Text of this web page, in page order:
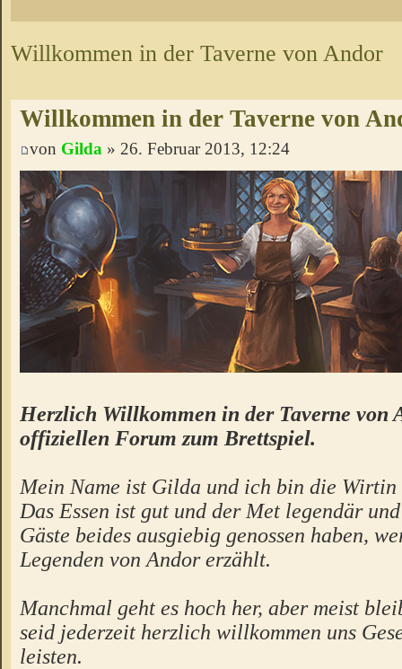
Willkommen in der Taverne von Andor
Willkommen in der Taverne von
von Gilda » 26. Februar 2013, 12:24
Herzlich Willkommen in der Taverne von
offiziellen Forum zum Brettspiel.
Mein Name ist Gilda und ich bin die Wirtin
Das Essen ist gut und der Met legendär
Gäste beides ausgiebig genossen haben,
Legenden von Andor erzählt.
Manchmal geht es hoch her, aber meist
seid jederzeit herzlich willkommen uns
leisten.